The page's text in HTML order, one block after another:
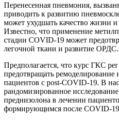
Перенесенная пневмония,
приводить к развитию
может ухудшать качество жизни
Известно, что применение
стадии COVID-19 может
легочной ткани и развитие ОРДС.
Предполагается, что курс ГКС
предотвращать ремоделирование
пациентов с post‐COVID‐19. В
рандомизированное
преднизолона в лечении
формирующимся после